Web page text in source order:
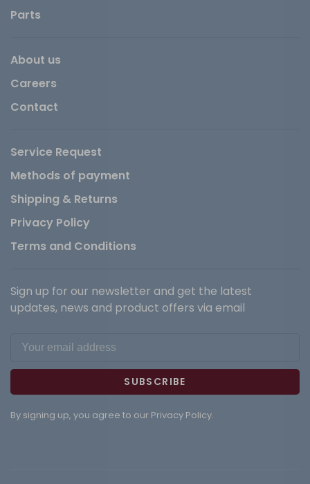
Parts
About us
Careers
Contact
Service Request
Methods of payment
Shipping & Returns
Privacy Policy
Terms and Conditions
Sign up for our newsletter and get the latest
updates, news and product offers via email
SUBSCRIBE
By signing up, you agree to our Privacy Policy.